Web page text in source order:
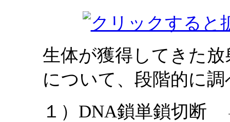
生体が獲得してきた
について、段階的に
１）DNA鎖単鎖切